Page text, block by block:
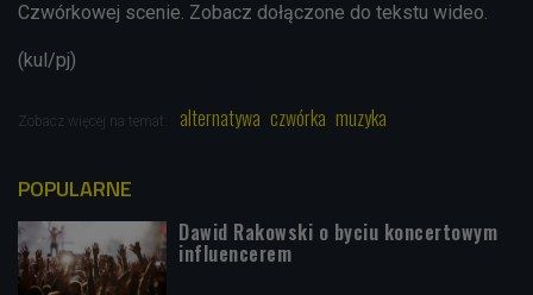
Czwórkowej scenie. Zobacz dołączone do tekstu wideo.
(kul/pj)
Zobacz więcej na temat: alternatywa czwórka muzyka
POPULARNE
Dawid Rakowski o byciu koncertowym
influencerem